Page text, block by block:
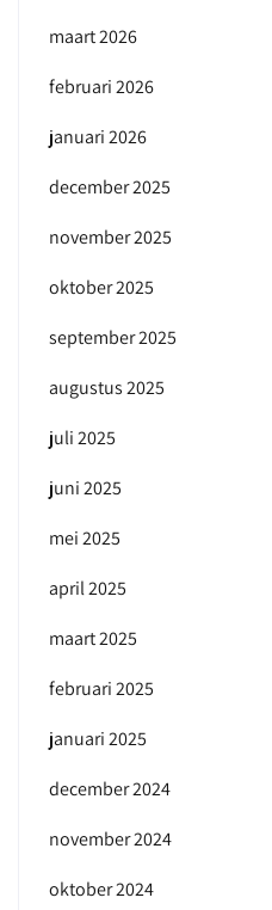
maart 2026
februari 2026
januari 2026
december 2025
november 2025
oktober 2025
september 2025
augustus 2025
juli 2025
juni 2025
mei 2025
april 2025
maart 2025
februari 2025
januari 2025
december 2024
november 2024
oktober 2024